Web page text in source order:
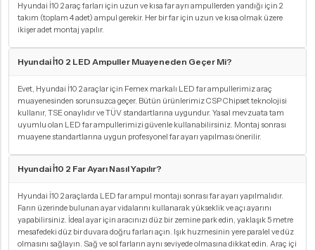
Hyundai İ10 2 araç farları için uzun ve kısa far ayrı ampullerden yandığı için 2
takım (toplam 4 adet) ampul gerekir. Her bir far için uzun ve kısa olmak üzere
ikişer adet montaj yapılır.
Hyundai İ10 2 LED Ampuller Muayeneden Geçer Mi?
Evet, Hyundai İ10 2 araçlar için Femex markalı LED far ampullerimiz araç
muayenesinden sorunsuzca geçer. Bütün ürünlerimiz CSP Chipset teknolojisi
kullanır, TSE onaylıdır ve TÜV standartlarına uygundur. Yasal mevzuata tam
uyumlu olan LED far ampullerimizi güvenle kullanabilirsiniz. Montaj sonrası
muayene standartlarına uygun profesyonel far ayarı yapılması önerilir.
Hyundai İ10 2 Far Ayarı Nasıl Yapılır?
Hyundai İ10 2 araçlarda LED far ampul montajı sonrası far ayarı yapılmalıdır.
Farın üzerinde bulunan ayar vidalarını kullanarak yükseklik ve açı ayarını
yapabilirsiniz. İdeal ayar için aracınızı düz bir zemine park edin, yaklaşık 5 metre
mesafedeki düz bir duvara doğru farları açın. Işık huzmesinin yere paralel ve düz
olmasını sağlayın. Sağ ve sol farların aynı seviyede olmasına dikkat edin. Araç içi